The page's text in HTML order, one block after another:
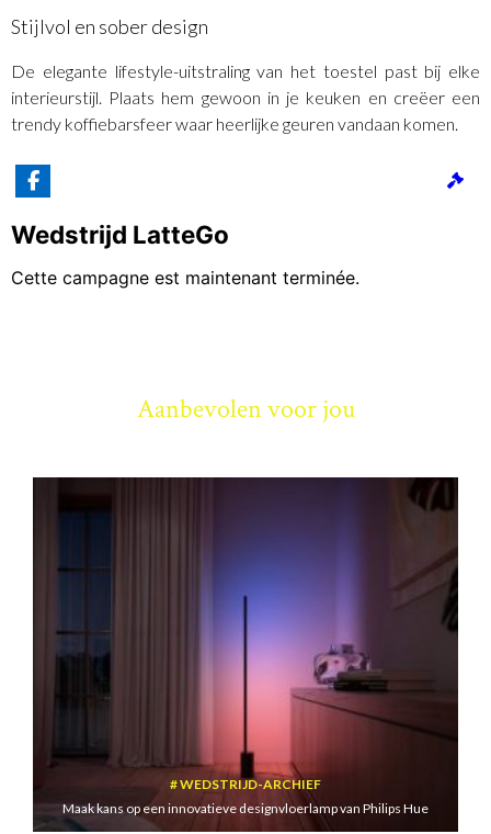
Stijlvol en sober design
De elegante lifestyle-uitstraling van het toestel past bij elke
interieurstijl. Plaats hem gewoon in je keuken en creëer een
trendy koffiebarsfeer waar heerlijke geuren vandaan komen.
Aanbevolen voor jou
WEDSTRIJD-ARCHIEF
Maak kans op een innovatieve designvloerlamp van Philips Hue